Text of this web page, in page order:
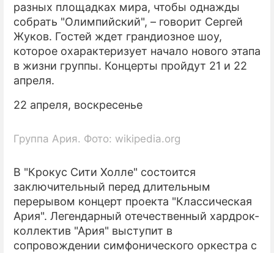
разных площадках мира, чтобы однажды
собрать "Олимпийский", – говорит Сергей
Жуков. Гостей ждет грандиозное шоу,
которое охарактеризует начало нового этапа
в жизни группы. Концерты пройдут 21 и 22
апреля.
22 апреля, воскресенье
Группа Ария. Фото: wikipedia.org
В "Крокус Сити Холле" состоится
заключительный перед длительным
перерывом концерт проекта "Классическая
Ария". Легендарный отечественный хардрок-
коллектив "Ария" выступит в
сопровождении симфонического оркестра с